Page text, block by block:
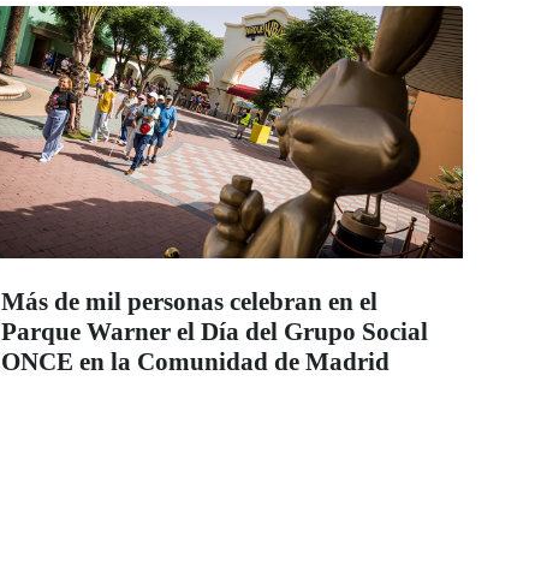
Más de mil personas celebran en el
Parque Warner el Día del Grupo Social
ONCE en la Comunidad de Madrid